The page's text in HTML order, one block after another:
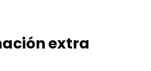
extra